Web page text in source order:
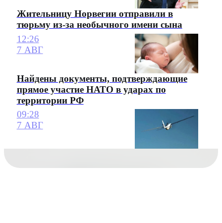
Жительницу Норвегии отправили в
тюрьму из-за необычного имени сына
12:26
7 АВГ
Найдены документы, подтверждающие
прямое участие НАТО в ударах по
территории РФ
09:28
7 АВГ